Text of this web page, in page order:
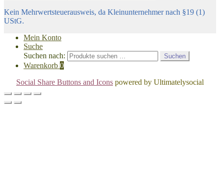
Kein Mehrwertsteuerausweis, da Kleinunternehmer nach §19 (1)
UStG.
Mein Konto
Suche
Suchen nach:
Suchen
Warenkorb 0
Social Share Buttons and Icons powered by Ultimatelysocial